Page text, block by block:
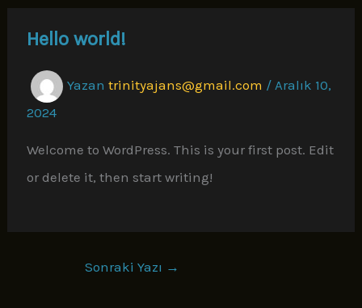
Hello world!
Yazan trinityajans@gmail.com /Aralık 10,
2024
Welcome to WordPress. This is your first post. Edit
or delete it, then start writing!
Sonraki Yazı →